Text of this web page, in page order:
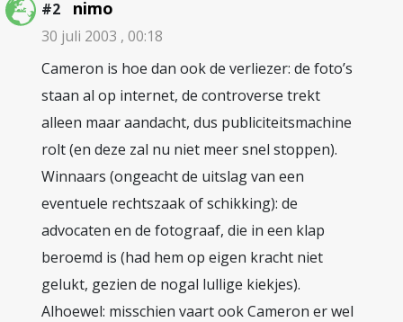
#2 nimo
30 juli 2003 , 00:18
Cameron is hoe dan ook de verliezer: de foto’s
staan al op internet, de controverse trekt
alleen maar aandacht, dus publiciteitsmachine
rolt (en deze zal nu niet meer snel stoppen).
Winnaars (ongeacht de uitslag van een
eventuele rechtszaak of schikking): de
advocaten en de fotograaf, die in een klap
beroemd is (had hem op eigen kracht niet
gelukt, gezien de nogal lullige kiekjes).
Alhoewel: misschien vaart ook Cameron er wel